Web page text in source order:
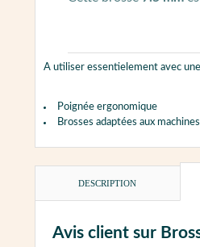
A utiliser essentielement avec une
Poignée ergonomique
Brosses adaptées aux
DESCRIPTION
Avis client sur